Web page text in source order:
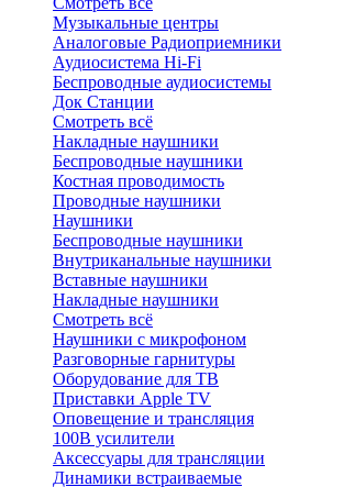
Музыкальные центры
Аналоговые Радиоприемники
Аудиосистема Hi-Fi
Беспроводные аудиосистемы
Док Станции
Смотреть всё
Накладные наушники
Беспроводные наушники
Костная проводимость
Проводные наушники
Наушники
Беспроводные наушники
Внутриканальные наушники
Вставные наушники
Накладные наушники
Смотреть всё
Наушники с микрофоном
Разговорные гарнитуры
Оборудование для ТВ
Приставки Apple TV
Оповещение и трансляция
100В усилители
Аксессуары для трансляции
Динамики встраиваемые